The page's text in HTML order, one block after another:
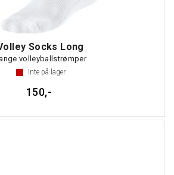
Socks Long
volleyballstrømper
Inte på lager
150,-